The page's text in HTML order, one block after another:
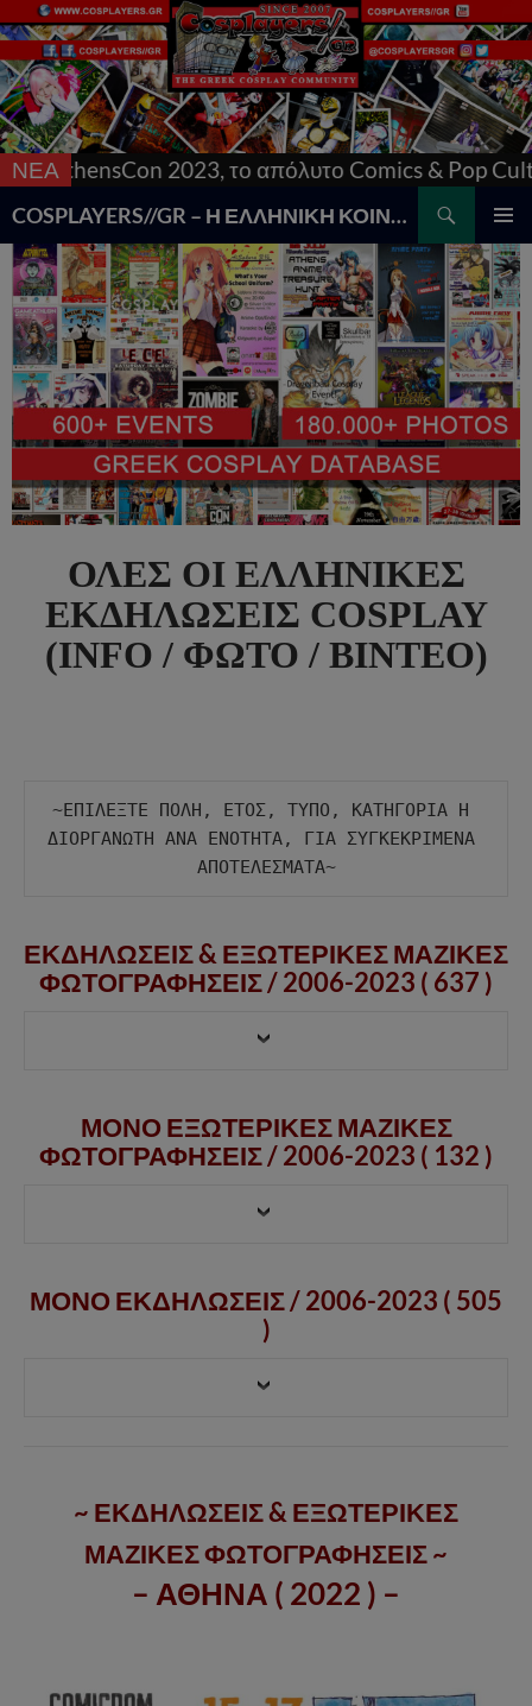
ΝΕΑτο απόλυτο Comics & Pop Culture con της Αθήν
COSPLAYERS//GR – Η ΕΛΛΗΝΙΚΗ ΚΟΙΝΟΤΗΤΑ COSPLAY
MENU
TO
CONTENT
ΟΛΕΣ ΟΙ ΕΛΛΗΝΙΚΕΣ
ΕΚΔΗΛΩΣΕΙΣ COSPLAY
(INFO / ΦΩΤΟ / ΒΙΝΤΕΟ)
~ΕΠΙΛΕΞΤΕ ΠΟΛΗ, ΕΤΟΣ, ΤΥΠΟ, ΚΑΤΗΓΟΡΙΑ Η
ΔΙΟΡΓΑΝΩΤΗ ΑΝΑ ΕΝΟΤΗΤΑ, ΓΙΑ ΣΥΓΚΕΚΡΙΜΕΝΑ
ΑΠΟΤΕΛΕΣΜΑΤΑ~
ΕΚΔΗΛΩΣΕΙΣ & ΕΞΩΤΕΡΙΚΕΣ ΜΑΖΙΚΕΣ
ΦΩΤΟΓΡΑΦΗΣΕΙΣ /2006-2023 ( 637 )
ΜΟΝΟ ΕΞΩΤΕΡΙΚΕΣ ΜΑΖΙΚΕΣ
ΦΩΤΟΓΡΑΦΗΣΕΙΣ /2006-2023 ( 132 )
ΜΟΝΟ ΕΚΔΗΛΩΣΕΙΣ / 2006-2023 ( 505
)
~ ΕΚΔΗΛΩΣΕΙΣ & ΕΞΩΤΕΡΙΚΕΣ
ΜΑΖΙΚΕΣ ΦΩΤΟΓΡΑΦΗΣΕΙΣ ~
– ΑΘΗΝΑ ( 2022 ) –